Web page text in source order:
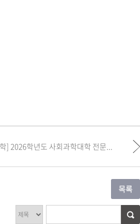
] 2026학년도 사회과학대학 전문...